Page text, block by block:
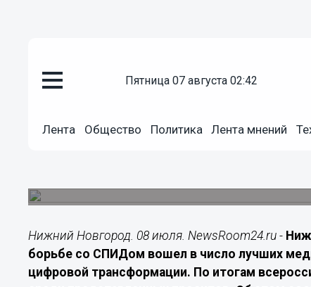
пятница 07 августа 02:42
Лента Общество Политика Лента мнений
Технологии
Нижегородский СПИД-центр
Нижний Новгород. 08 июля. NewsRoom24.ru -
борьбе со СПИДом вошел в число лучших
цифровой трансформации. По итогам